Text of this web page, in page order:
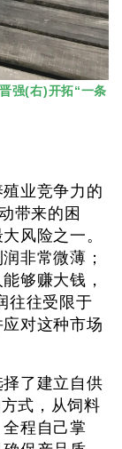
强(右)开拓“一条
业竞争力的
带来的困
风险之一。
非常微薄；
够赚大钱，
往往受限于
对这种市场
了建立自供
式，从饲料
程自己掌